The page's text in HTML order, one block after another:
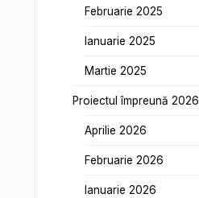
Februarie 2025
Ianuarie 2025
Martie 2025
Proiectul împreună 2026
Aprilie 2026
Februarie 2026
Ianuarie 2026